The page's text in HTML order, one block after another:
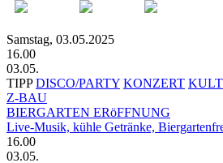
Samstag, 03.05.2025
16.00
03.05.
TIPP DISCO/PARTY KONZERT
Z-BAU
BIERGARTEN ERöFFNUNG
Live-Musik, kühle Getränke,
16.00
03.05.